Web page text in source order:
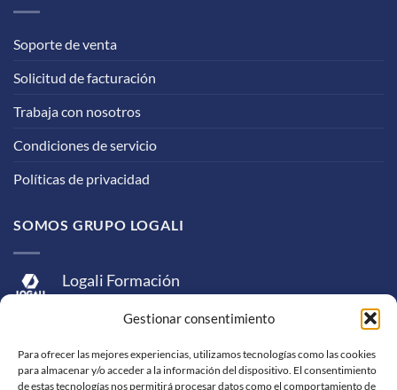
Gestionar consentimiento
Para ofrecer las mejores experiencias, utilizamos tecnologías como las cookies
para almacenar y/o acceder a la información del dispositivo. El consentimiento
de estas tecnologías nos permitirá procesar datos como el comportamiento de
Soporte de venta
Solicitud de facturación
Trabaja con nosotros
Condiciones de servicio
Políticas de privacidad
SOMOS GRUPO LOGALI
Logali Formación
Logali Consultoría
Logali Ingeniería